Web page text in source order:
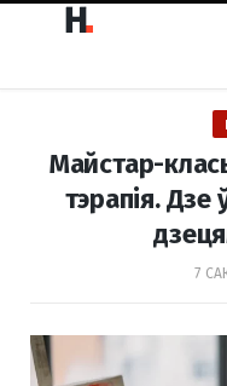
Майстар-
тэрапія.
7